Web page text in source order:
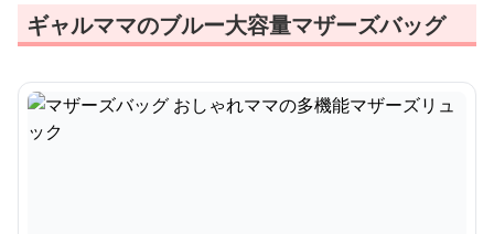
ギャルママのブルー大容量マザーズバッグ